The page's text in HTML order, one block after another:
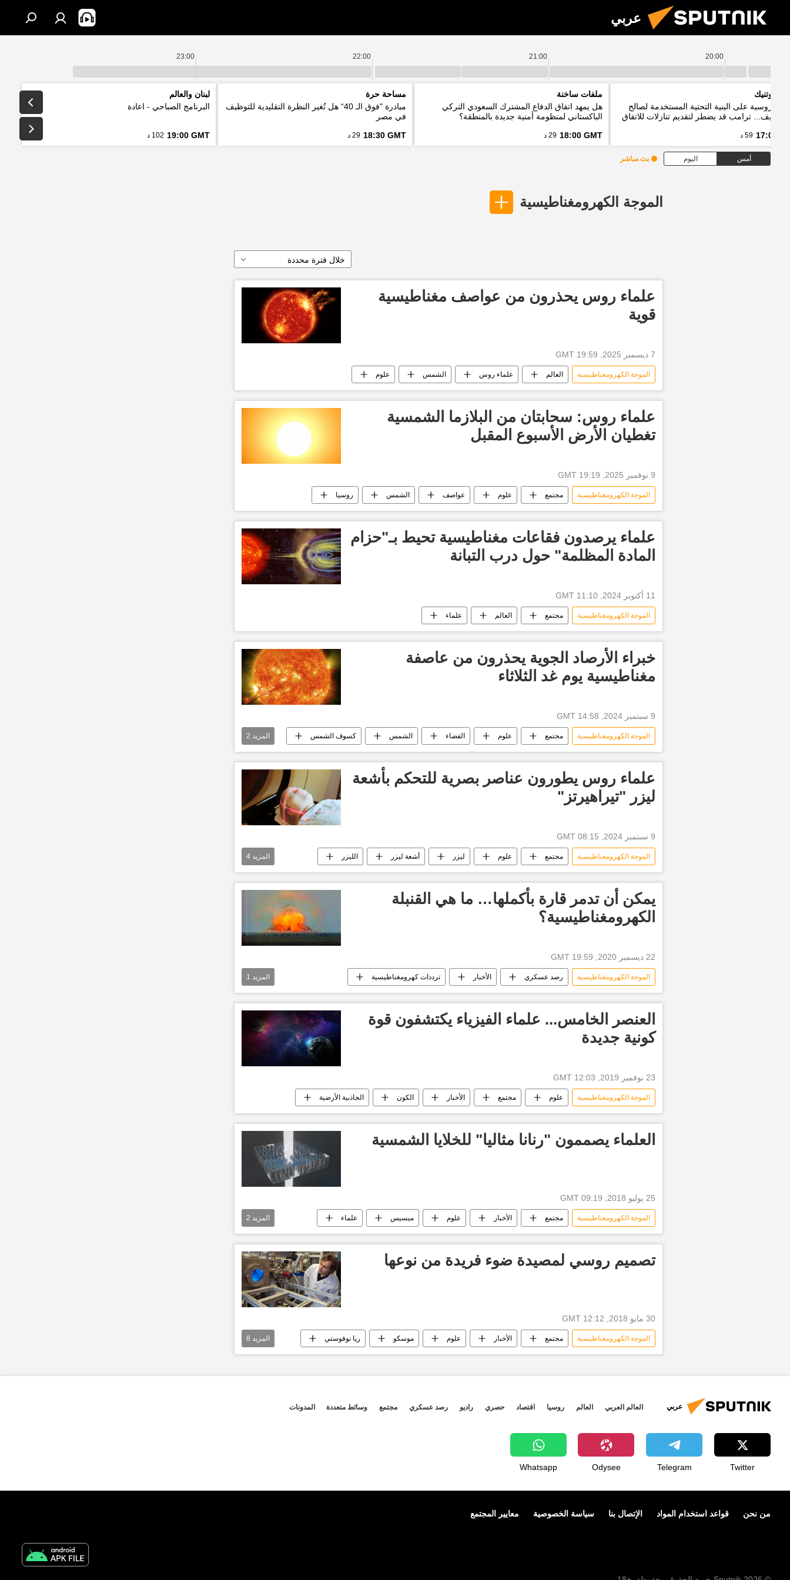
عربي
20:00
21:00
22:00
23:00
سبوتنيك
روسية على البنية التحتية المستخدمة لصالح
كييف... ترامب قد يضطر لتقديم تنازلات للاتفاق
17:00 59 د
ملفات ساخنة
هل يمهد اتفاق الدفاع المشترك السعودي التركي
الباكستاني لمنظومة أمنية جديدة بالمنطقة؟
18:00 GMT 29 د
مساحة حرة
مبادرة "فوق الـ 40“ هل تُغير النظرة التقليدية للتوظيف
في مصر
18:30 GMT 29 د
لبنان والعالم
البرنامج الصباحي - اعادة
19:00 GMT 102 د
أمس اليوم بث مباشر
الموجة الكهرومغناطيسية
خلال فترة محددة
علماء روس يحذرون من عواصف مغناطيسية
قوية
7 ديسمبر 2025, 19:59 GMT
الموجة الكهرومغناطيسية العالم علماء روس الشمس علوم
علماء روس: سحابتان من البلازما الشمسية
تغطيان الأرض الأسبوع المقبل
9 نوفمبر 2025, 19:19 GMT
الموجة الكهرومغناطيسية مجتمع علوم عواصف الشمس روسيا
علماء يرصدون فقاعات مغناطيسية تحيط بـ"حزام
المادة المظلمة" حول درب التبانة
11 أكتوبر 2024, 11:10 GMT
الموجة الكهرومغناطيسية مجتمع العالم علماء
خبراء الأرصاد الجوية يحذرون من عاصفة
مغناطيسية يوم غد الثلاثاء
9 سبتمبر 2024, 14:58 GMT
الموجة الكهرومغناطيسية مجتمع علوم الفضاء الشمس كسوف الشمس
الشمس حرارة الشمس
المزيد 2
علماء روس يطورون عناصر بصرية للتحكم بأشعة
ليزر "تيراهيرتز"
9 سبتمبر 2024, 08:15 GMT
الموجة الكهرومغناطيسية مجتمع علوم ليزر أشعة ليزر الليزر
شعاع الليزر الماس سيليكون الاتصالات
المزيد 4
يمكن أن تدمر قارة بأكملها… ما هي القنبلة
الكهرومغناطيسية؟
22 ديسمبر 2020, 19:59 GMT
الموجة الكهرومغناطيسية رصد عسكري الأخبار ترددات كهرومغناطيسية
تفجير قنبلة نووية
المزيد 1
العنصر الخامس... علماء الفيزياء يكتشفون قوة
كونية جديدة
23 نوفمبر 2019, 12:03 GMT
الموجة الكهرومغناطيسية علوم مجتمع الأخبار الكون الجاذبية الأرضية
العلماء يصممون "رنانا مثاليا" للخلايا الشمسية
25 يوليو 2018, 09:19 GMT
الموجة الكهرومغناطيسية مجتمع الأخبار علوم ميسيس علماء
إشعاع الجزيئات
المزيد 2
تصميم روسي لمصيدة ضوء فريدة من نوعها
30 مايو 2018, 12:12 GMT
الموجة الكهرومغناطيسية مجتمع الأخبار علوم موسكو ريا نوفوستي
جامعة ميفي الضوء العلماء الروس استشعار النانومترات المرنان
المزيد 8
عربي العالم العربي العالم روسيا اقتصاد حصري راديو رصد عسكري مجتمع وسائط متعددة المدونات
Twitter
Telegram
Odysee
Whatsapp
من نحن قواعد استخدام المواد الإتصال بنا سياسة الخصوصية معايير المجتمع